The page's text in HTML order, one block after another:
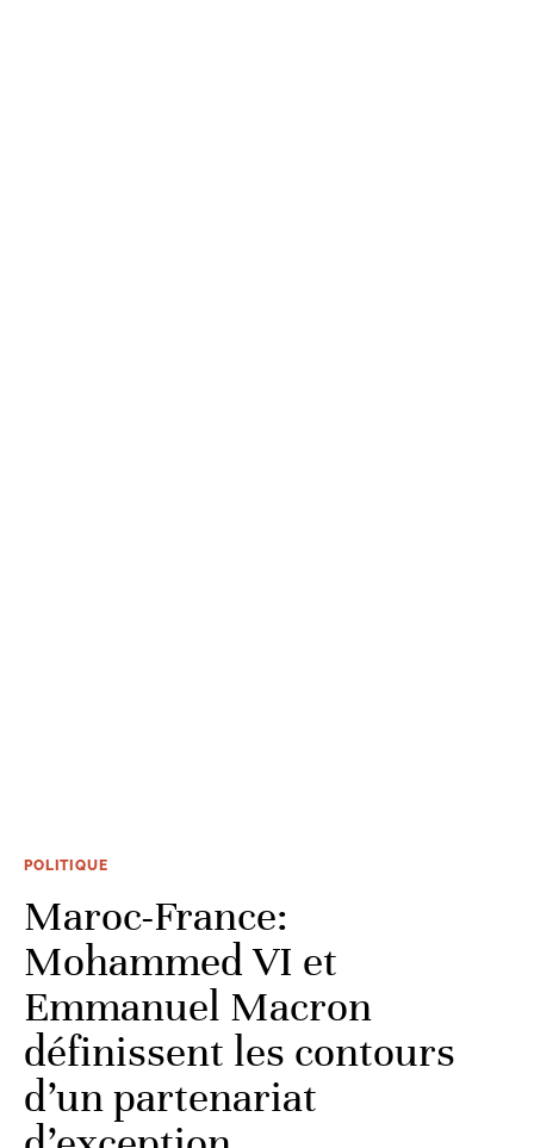
POLITIQUE
Maroc-France:
Mohammed VI et
Emmanuel Macron
définissent les contours
d’un partenariat